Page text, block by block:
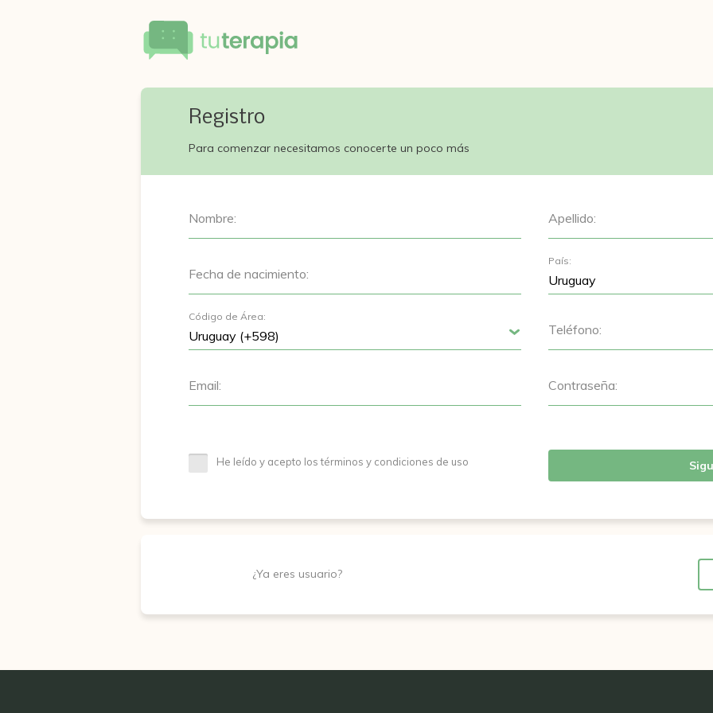
Registro
Para comenzar necesitamos conocerte un poco más
Nombre: Apellido:
Fecha de nacimiento:
País:
Código de Área:
Teléfono:
Email: Contraseña:
He leído y acepto los términos y condiciones de uso
¿Ya eres usuario?